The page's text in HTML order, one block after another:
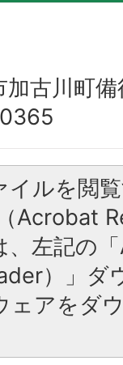
加古川町
イルを閲
Acrobat
、左記の
）」ダ
ェアをダ